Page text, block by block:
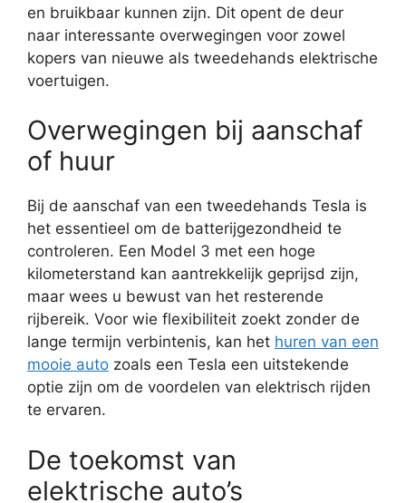
en bruikbaar kunnen zijn. Dit opent de deur
naar interessante overwegingen voor zowel
kopers van nieuwe als tweedehands elektrische
voertuigen.
Overwegingen bij aanschaf
of huur
Bij de aanschaf van een tweedehands Tesla is
het essentieel om de batterijgezondheid te
controleren. Een Model 3 met een hoge
kilometerstand kan aantrekkelijk geprijsd zijn,
maar wees u bewust van het resterende
rijbereik. Voor wie flexibiliteit zoekt zonder de
lange termijn verbintenis, kan het huren van een
mooie auto zoals een Tesla een uitstekende
optie zijn om de voordelen van elektrisch rijden
te ervaren.
De toekomst van
elektrische auto’s